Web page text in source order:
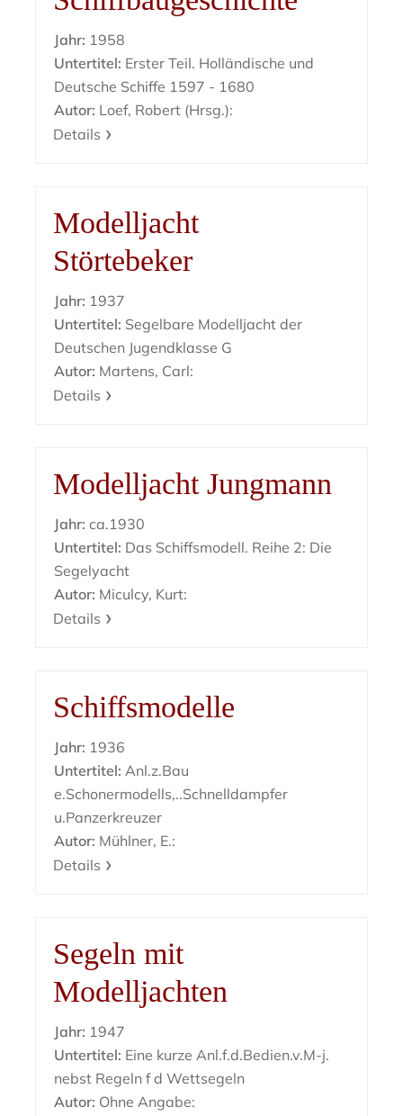
Jahr: 1958
Untertitel: Erster Teil. Holländische und
Deutsche Schiffe 1597 - 1680
Autor: Loef, Robert (Hrsg.):
Details
Modelljacht
Störtebeker
Jahr: 1937
Untertitel: Segelbare Modelljacht der
Deutschen Jugendklasse G
Autor: Martens, Carl:
Details
Modelljacht Jungmann
Jahr: ca.1930
Untertitel: Das Schiffsmodell. Reihe 2: Die
Segelyacht
Autor: Miculcy, Kurt:
Details
Schiffsmodelle
Jahr: 1936
Untertitel: Anl.z.Bau
e.Schonermodells,..Schnelldampfer
u.Panzerkreuzer
Autor: Mühlner, E.:
Details
Segeln mit
Modelljachten
Jahr: 1947
Untertitel: Eine kurze Anl.f.d.Bedien.v.M-j.
nebst Regeln f d Wettsegeln
Autor: Ohne Angabe: